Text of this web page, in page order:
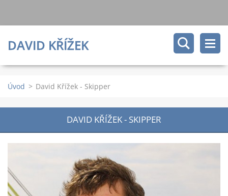
DAVID KŘÍŽEK
Úvod > David Křížek - Skipper
DAVID KŘÍŽEK - SKIPPER